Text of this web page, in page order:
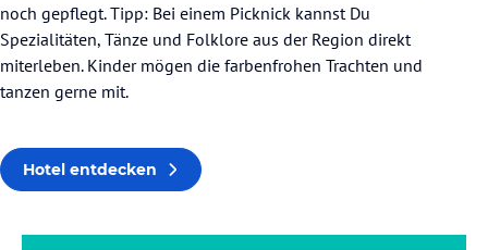
noch gepflegt. Tipp: Bei einem Picknick kannst Du
Spezialitäten, Tänze und Folklore aus der Region direkt
miterleben. Kinder mögen die farbenfrohen Trachten und
tanzen gerne mit.
Hotel entdecken